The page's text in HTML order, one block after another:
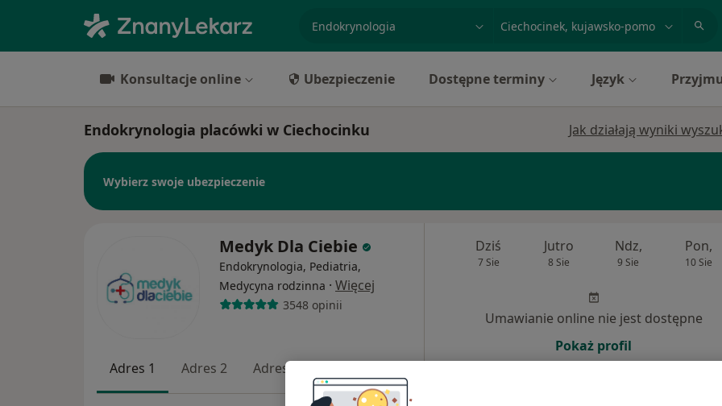
Konsultacje online Ubezpieczenie Dostępne terminy Język
Endokrynologia placówki w Ciechocinku Jak działają wyniki
Wybierz swoje ubezpieczenie
Medyk Dla Ciebie
Endokrynologia, Pediatria,
Medycyna rodzinna · Więcej
3548 opinii
Adres 1 Adres 2 Adres 3
Dziś
7 Sie
Jutro
8 Sie
Ndz,
9 Sie
Pon,
10 Sie
Umawianie online nie jest dostępne
Pokaż profil